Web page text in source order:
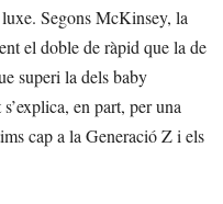
Segons McKinsey, la
el doble de ràpid que la de
superi la dels baby
en part, per una
cap a la Generació Z i els